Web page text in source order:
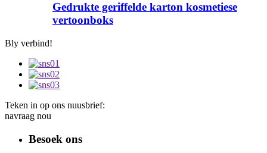
Gedrukte geriffelde karton kosmetiese
vertoonboks
Bly verbind!
Teken in op ons nuusbrief:
navraag nou
Besoek ons